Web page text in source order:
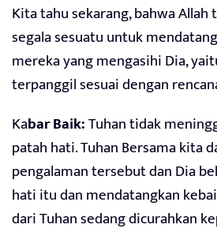
Kita tahu sekarang, bahwa
segala sesuatu untuk
mereka yang mengasihi Dia,
terpanggil sesuai dengan
Kabar Baik:Tuhan tidak
patah hati. Tuhan Bersama kita
pengalaman tersebut dan Dia
hati itu dan mendatangkan
dari Tuhan sedang dicurahkan